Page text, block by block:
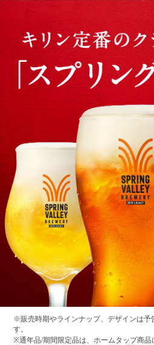
※販売時期やラインナップ、デザインは予
す。
※通年品/期間限定品は、ホームタップ商